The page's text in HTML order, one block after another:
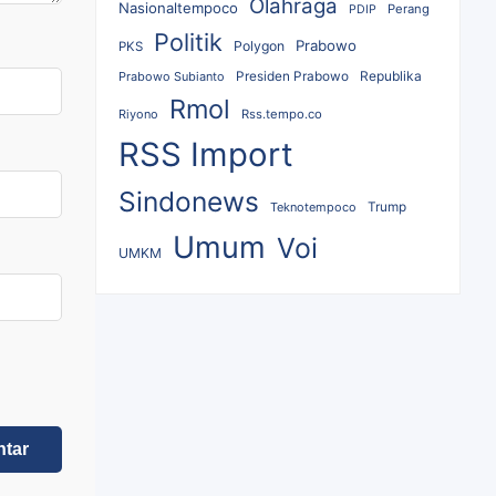
Nasionaltempoco Olahraga PDIP Perang
PKS Politik Polygon Prabowo
Prabowo Subianto Presiden Prabowo Republika
Riyono Rmol Rss.tempo.co
RSS Import
Sindonews Teknotempoco Trump
UMKM Umum Voi